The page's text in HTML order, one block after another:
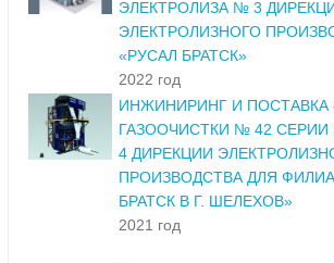
ЭЛЕКТРОЛИЗА № 3
ЭЛЕКТРОЛИЗНОГО
«РУСАЛ БРАТСК»
2022 год
ИНЖИНИРИНГ И ПОСТАВКА
ГАЗООЧИСТКИ № 42
4 ДИРЕКЦИИ
ПРОИЗВОДСТВА ДЛЯ
БРАТСК В Г. ШЕЛЕХОВ»
2021 год